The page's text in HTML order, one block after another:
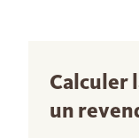
Calculer
un